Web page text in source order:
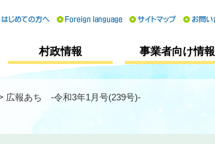
村政情報 事業者向け情報
広報あち -令和3年1月号(239号)-